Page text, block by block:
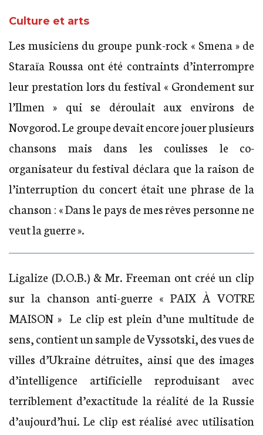
Culture et arts
Les musiciens du groupe punk-rock « Smena » de
Staraïa Roussa ont été contraints d’interrompre
leur prestation lors du festival « Grondement sur
l’Ilmen » qui se déroulait aux environs de
Novgorod. Le groupe devait encore jouer plusieurs
chansons mais dans les coulisses le co-
organisateur du festival déclara que la raison de
l’interruption du concert était une phrase de la
chanson : « Dans le pays de mes rêves personne ne
veut la guerre ».
Ligalize (D.O.B.) & Mr. Freeman ont créé un clip
sur la chanson anti-guerre « PAIX À VOTRE
MAISON » Le clip est plein d’une multitude de
sens, contient un sample de Vyssotski, des vues de
villes d’Ukraine détruites, ainsi que des images
d’intelligence artificielle reproduisant avec
terriblement d’exactitude la réalité de la Russie
d’aujourd’hui. Le clip est réalisé avec utilisation